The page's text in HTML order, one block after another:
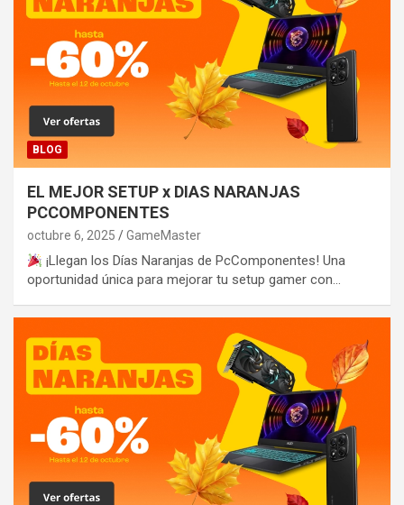
BLOG
EL MEJOR SETUP x DIAS NARANJAS
PCCOMPONENTES
octubre 6, 2025 GameMaster
¡Llegan los Días Naranjas de PcComponentes! Una
oportunidad única para mejorar tu setup gamer con…